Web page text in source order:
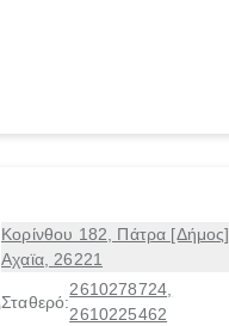
Κορίνθου 182, Πάτρα [Δήμος],
Αχαϊα, 26221
Σταθερό:
2610278724
2610225462